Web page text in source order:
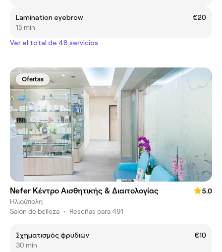
Lamination eyebrow
€20
15 min
Ver el total de 48 servicios
Ofertas
Nefer Κέντρο Αισθητικής & Διαιτολογίας
5.0
Ηλιούπολη
Salón de belleza • Reseñas para 491
Σχηματισμός φρυδιών
€10
30 min